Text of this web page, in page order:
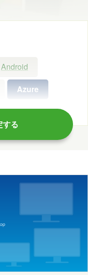
Android
Azure
Studio
C#
365
する